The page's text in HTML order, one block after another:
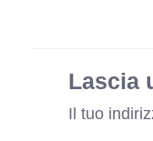
Lascia
Il tuo